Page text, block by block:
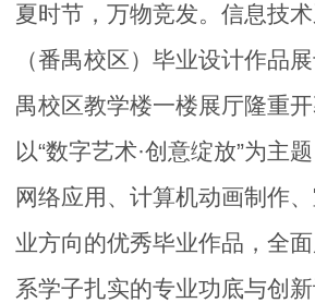
夏时节，万物竞发。信息技
（番禺校区）毕业设计作品
禺校区教学楼一楼展厅隆重
以“数字艺术·创意绽放”为主
网络应用、计算机动画制作
业方向的优秀毕业作品，全
系学子扎实的专业功底与创新